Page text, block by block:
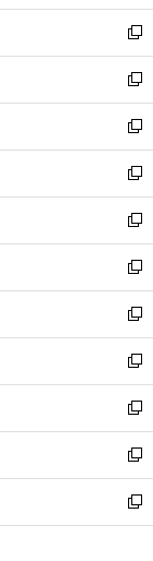
ウ
で
開
く
ン
ド
ウ
で
開
く
新
し
い
ウ
ィ
ン
ド
ウ
で
開
く
新
し
い
ウ
ィ
ン
ド
ウ
で
開
く
新
し
い
ウ
ィ
ン
ド
ウ
で
開
く
新
し
い
ウ
ィ
ン
ド
ウ
で
開
く
新
し
い
ウ
ィ
ン
ド
ウ
で
開
く
新
し
い
ウ
ィ
ン
ド
ウ
で
開
く
新
し
い
ウ
ィ
ン
ド
ウ
で
開
新
し
い
ウ
ィ
ン
ド
ウ
新
し
い
ウ
ィ
ン
新
し
い
ウ
新
し